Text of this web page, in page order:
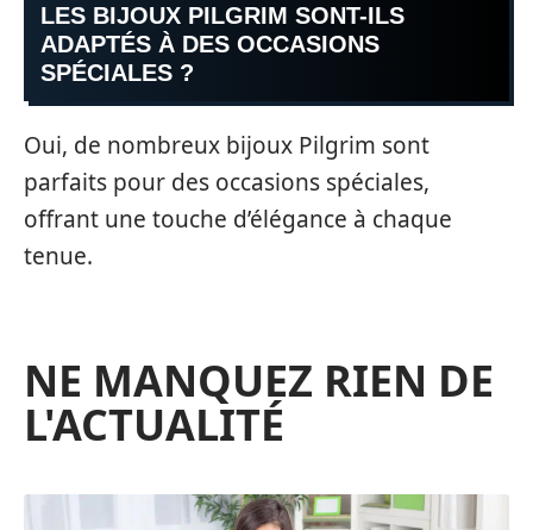
LES BIJOUX PILGRIM SONT-ILS
ADAPTÉS À DES OCCASIONS
SPÉCIALES ?
Oui, de nombreux bijoux Pilgrim sont
parfaits pour des occasions spéciales,
offrant une touche d’élégance à chaque
tenue.
NE MANQUEZ RIEN DE
L'ACTUALITÉ